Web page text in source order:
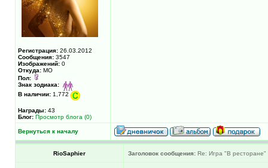
Регистрация: 26.03.2012
Сообщения: 3547
Изображений: 0
Откуда: МО
Пол:
Знак зодиака:
В наличии: 1,772
Награды: 43
Блог: Просмотр блога (0)
Вернуться к началу
RioSaphier Заголовок сообщения: Re: Игра "В ресторане"